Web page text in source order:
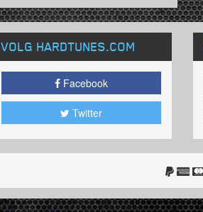
VOLG HARDTUNES.COM
Facebook
Twitter